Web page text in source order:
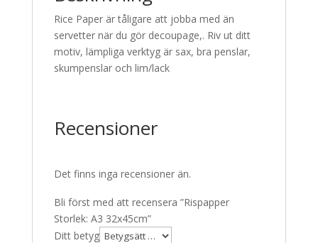
Rice Paper är tåligare att jobba med än
servetter när du gör decoupage,. Riv ut ditt
motiv, lämpliga verktyg är sax, bra penslar,
skumpenslar och lim/lack
Recensioner
Det finns inga recensioner än.
Bli först med att recensera ”Rispapper
Storlek: A3 32x45cm”
Ditt betyg